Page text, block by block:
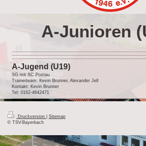
A-Junioren
A-Jugend (U19)
SG mit SC Postau
Trainerteam: Kevin Brunner, Alexander Jell
Kontakt: Kevin Brunner
Tel: 0162-4642471
Druckversion
Sitemap
© TSV-Bayerbach